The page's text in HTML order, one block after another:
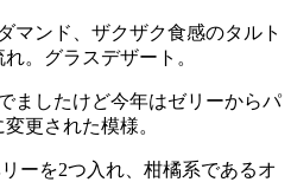
マンド、ザクザク食感のタルト
。 グラスデザート。
ましたけど今年はゼリーからパ
更された模様。
ーを2つ入れ、柑橘系であるオ